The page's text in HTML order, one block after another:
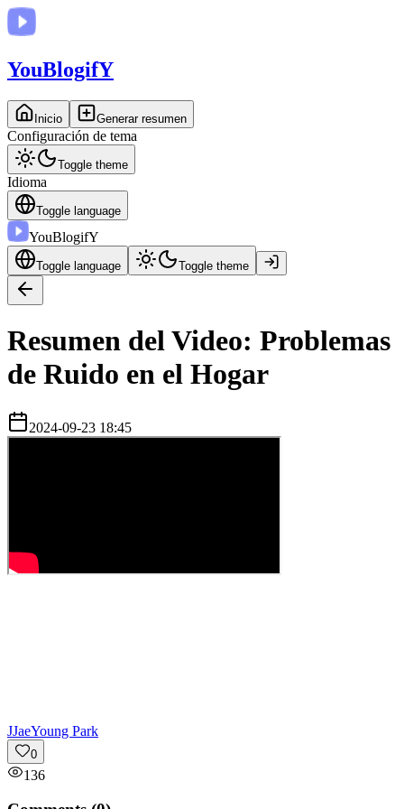
YouBlogifY
Inicio Generar resumen
Configuración de tema
Toggle theme
Idioma
Toggle language
YouBlogifY
Toggle language Toggle theme
Resumen del Video: Problemas
de Ruido en el Hogar
2024-09-23 18:45
JJaeYoung Park
0
136